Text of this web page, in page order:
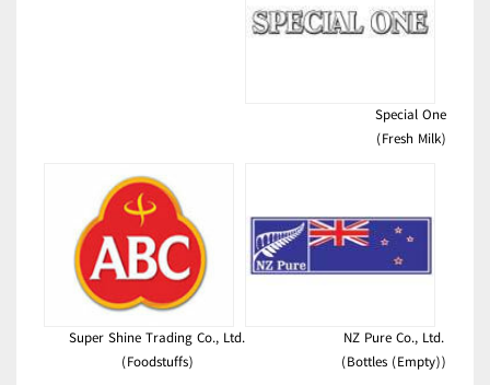
Special One
(Fresh Milk)
Super Shine Trading Co., Ltd.
(Foodstuffs)
NZ Pure Co., Ltd.
(Bottles (Empty))